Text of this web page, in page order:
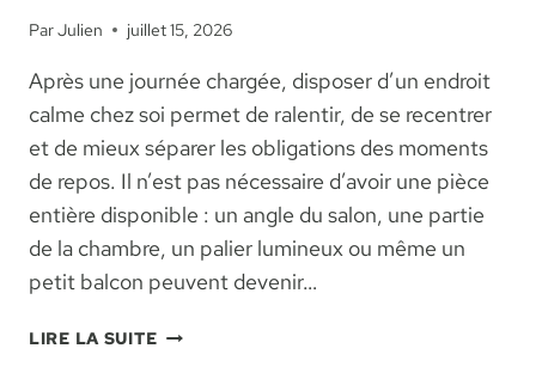
ParJulien juillet 15, 2026
Après une journée chargée, disposer d’un endroit
calme chez soi permet de ralentir, de se recentrer
et de mieux séparer les obligations des moments
de repos. Il n’est pas nécessaire d’avoir une pièce
entière disponible : un angle du salon, une partie
de la chambre, un palier lumineux ou même un
petit balcon peuvent devenir…
LIRE LA SUITECRÉER